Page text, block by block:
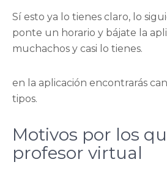
Sí esto ya lo tienes claro, lo
ponte un horario y bájate la
muchachos y casi lo tienes.
en la aplicación encontrarás
tipos.
Motivos por los
profesor virtual